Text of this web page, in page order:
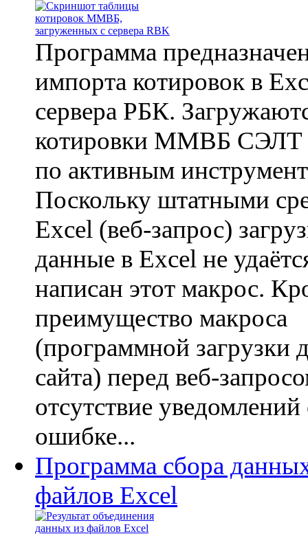
Программа
импорта котировок в
сервера РБК.
котировки ММВБ СЭЛТ
по активным
Поскольку штатными
Excel (веб-запрос)
данные в Excel не
написан этот макрос.
преимущество макроса
(программной загрузки
сайта) перед веб-
отсутствие уведомлений
ошибке...
Программа сбора
файлов Excel